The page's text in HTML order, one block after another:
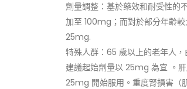
劑量調整：基於藥效和耐受性的
加至 100mg；而對於部分年齡
25mg.
特殊人群：65 歲以上的老年人
建議起始劑量以 25mg 為宜 。
25mg 開始服用。重度腎損害（